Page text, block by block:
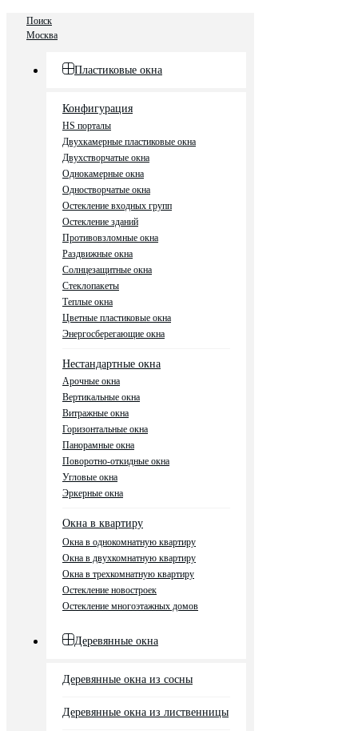
Поиск
Москва
Пластиковые окна
Конфигурация
HS порталы
Двухкамерные пластиковые окна
Двухстворчатые окна
Однокамерные окна
Одностворчатые окна
Остекление входных групп
Остекление зданий
Противовзломные окна
Раздвижные окна
Солнцезащитные окна
Стеклопакеты
Теплые окна
Цветные пластиковые окна
Энергосберегающие окна
Нестандартные окна
Арочные окна
Вертикальные окна
Витражные окна
Горизонтальные окна
Панорамные окна
Поворотно-откидные окна
Угловые окна
Эркерные окна
Окна в квартиру
Окна в однокомнатную квартиру
Окна в двухкомнатную квартиру
Окна в трехкомнатную квартиру
Остекление новостроек
Остекление многоэтажных домов
Деревянные окна
Деревянные окна из сосны
Деревянные окна из лиственницы